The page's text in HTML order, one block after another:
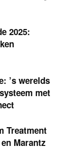
2025:
’s werelds
met
Treatment
Marantz